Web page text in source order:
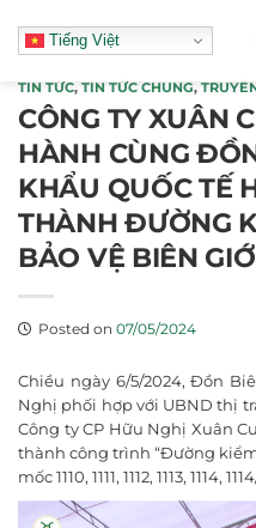
Tiếng Việt
TIN TỨC, TIN TỨC CHUNG,
CÔNG TY XUÂN
HÀNH CÙNG
KHẨU QUỐC TẾ
THÀNH ĐƯỜNG
BẢO VỆ BIÊN
Posted on 07/05/2024
Chiều ngày 6/5/2024, Đồn
Nghị phối hợp với UBND thị
Công ty CP Hữu Nghị Xuân
thành công trình “Đường
mốc 1110, 1111, 1112, 1113, 1114,